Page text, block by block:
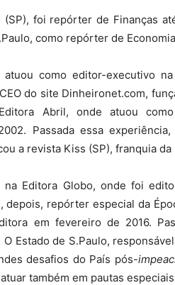
(SP), foi repórter de Finanças
como repórter de
como editor-executivo
do site Dinheironet.com,
Abril, onde atuou
Passada essa
a revista Kiss (SP), franquia da
Editora Globo, onde foi
depois, repórter especial da
em fevereiro de 2016.
Estado de S.Paulo,
desafios do País pós-
também em pautas